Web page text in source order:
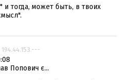
и тогда, может быть, в твоих
194.44.153.---
Попович є...